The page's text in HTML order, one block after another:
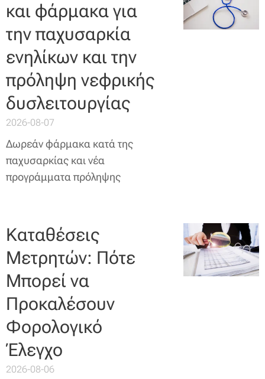
και φάρμακα για
την παχυσαρκία
ενηλίκων και την
πρόληψη νεφρικής
δυσλειτουργίας
2026-08-07
Δωρεάν φάρμακα κατά της
παχυσαρκίας και νέα
προγράμματα πρόληψης
Καταθέσεις
Μετρητών: Πότε
Μπορεί να
Προκαλέσουν
Φορολογικό
Έλεγχο
2026-08-06